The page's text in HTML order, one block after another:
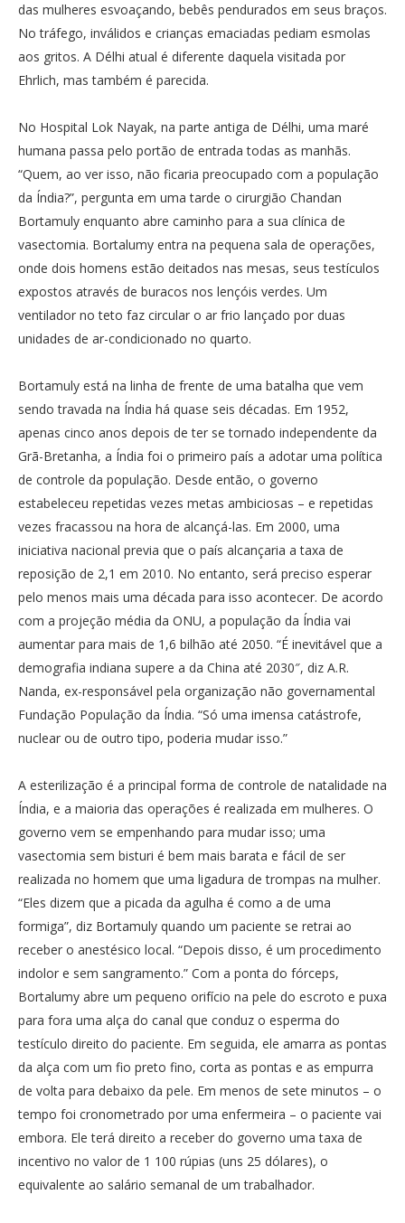
das mulheres esvoaçando, bebês pendurados em seus braços.
No tráfego, inválidos e crianças emaciadas pediam esmolas
aos gritos. A Délhi atual é diferente daquela visitada por
Ehrlich, mas também é parecida.
No Hospital Lok Nayak, na parte antiga de Délhi, uma maré
humana passa pelo portão de entrada todas as manhãs.
“Quem, ao ver isso, não ficaria preocupado com a população
da Índia?”, pergunta em uma tarde o cirurgião Chandan
Bortamuly enquanto abre caminho para a sua clínica de
vasectomia. Bortalumy entra na pequena sala de operações,
onde dois homens estão deitados nas mesas, seus testículos
expostos através de buracos nos lençóis verdes. Um
ventilador no teto faz circular o ar frio lançado por duas
unidades de ar-condicionado no quarto.
Bortamuly está na linha de frente de uma batalha que vem
sendo travada na Índia há quase seis décadas. Em 1952,
apenas cinco anos depois de ter se tornado independente da
Grã-Bretanha, a Índia foi o primeiro país a adotar uma política
de controle da população. Desde então, o governo
estabeleceu repetidas vezes metas ambiciosas – e repetidas
vezes fracassou na hora de alcançá-las. Em 2000, uma
iniciativa nacional previa que o país alcançaria a taxa de
reposição de 2,1 em 2010. No entanto, será preciso esperar
pelo menos mais uma década para isso acontecer. De acordo
com a projeção média da ONU, a população da Índia vai
aumentar para mais de 1,6 bilhão até 2050. “É inevitável que a
demografia indiana supere a da China até 2030″, diz A.R.
Nanda, ex-responsável pela organização não governamental
Fundação População da Índia. “Só uma imensa catástrofe,
nuclear ou de outro tipo, poderia mudar isso.”
A esterilização é a principal forma de controle de natalidade na
Índia, e a maioria das operações é realizada em mulheres. O
governo vem se empenhando para mudar isso; uma
vasectomia sem bisturi é bem mais barata e fácil de ser
realizada no homem que uma ligadura de trompas na mulher.
“Eles dizem que a picada da agulha é como a de uma
formiga”, diz Bortamuly quando um paciente se retrai ao
receber o anestésico local. “Depois disso, é um procedimento
indolor e sem sangramento.” Com a ponta do fórceps,
Bortalumy abre um pequeno orifício na pele do escroto e puxa
para fora uma alça do canal que conduz o esperma do
testículo direito do paciente. Em seguida, ele amarra as pontas
da alça com um fio preto fino, corta as pontas e as empurra
de volta para debaixo da pele. Em menos de sete minutos – o
tempo foi cronometrado por uma enfermeira – o paciente vai
embora. Ele terá direito a receber do governo uma taxa de
incentivo no valor de 1 100 rúpias (uns 25 dólares), o
equivalente ao salário semanal de um trabalhador.